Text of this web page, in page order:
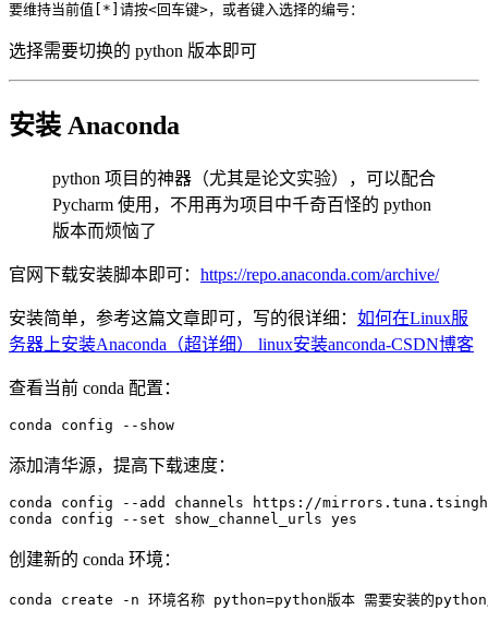
要维持当前值 * 请按<回车键>，或者键入选择的编号：
选择需要切换的 python 版本即可
安装 Anaconda
python 项目的神器（尤其是论文实验），可以配合
Pycharm 使用，不用再为项目中千奇百怪的 python
版本而烦恼了
官网下载安装脚本即可： https://repo.anaconda.com/archive/
安装简单，参考这篇文章即可，写的很详细： 如何在Linux服
务器上安装Anaconda（超详细） linux安装anconda-CSDN博客
查看当前 conda 配置：
conda config --show
添加清华源，提高下载速度：
conda config --add
channels https://
conda config
--set show_channel_urls yes
创建新的 conda 环境：
conda create -n 环境名称 python=python版本 需要安装的